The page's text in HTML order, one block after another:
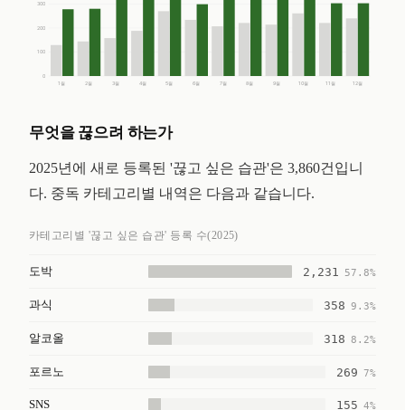
0
100
200
300
1월 2월 3월 4월 5월 6월 7월 8월 9월 10월 11월 12월
무엇을 끊으려 하는가
2025년에 새로 등록된 '끊고 싶은 습관'은 3,860건입니
다. 중독 카테고리별 내역은 다음과 같습니다.
카테고리별 '끊고 싶은 습관' 등록 수(2025)
도박 2,231 57.8%
과식 358 9.3%
알코올 318 8.2%
포르노 269 7%
SNS 155 4%